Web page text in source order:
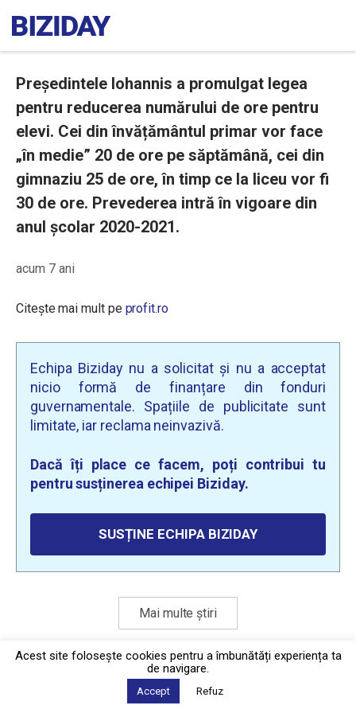
Președintele Iohannis a promulgat legea
pentru reducerea numărului de ore pentru
elevi. Cei din învățământul primar vor face
„în medie” 20 de ore pe săptămână, cei din
gimnaziu 25 de ore, în timp ce la liceu vor fi
30 de ore. Prevederea intră în vigoare din
anul școlar 2020-2021.
acum 7 ani
Citește mai mult pe profit.ro
Echipa Biziday nu a solicitat și nu a acceptat
nicio formă de finanțare din fonduri
guvernamentale. Spațiile de publicitate sunt
limitate, iar reclama neinvazivă.
Dacă îți place ce facem, poți contribui tu
pentru susținerea echipei Biziday.
SUSȚINE ECHIPA BIZIDAY
Mai multe știri
Politica de confidențialitate
2026 © Biziday
Acest site foloseşte cookies pentru a îmbunătăți experiența ta
de navigare.
Accept Refuz